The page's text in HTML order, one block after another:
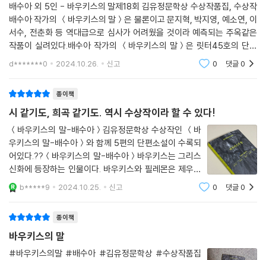
배수아 외 5인 - 바우키스의 말제18회 김유정문학상 수상작품집, 수상작
배수아 작가의 ＜바우키스의 말＞은 물론이고 문지혁, 박지영, 예소연, 이
서수, 전춘화 등 역대급으로 심사가 어려웠을 것이라 예측되는 주옥같은
작품이 실려있다.배수아 작가의 ＜바우키스의 말＞은 릿터45호의 단편
소설에서 전춘화 작가의 ＜여기는 서울＞은 창작과비평 계간지 봄 호에서
d*******0 2024.10.26. 신고 0 댓글0
종이책
시 같기도, 희곡 같기도. 역시 수상작이라 할 수 있다!
＜바우키스의 말-배수아＞김유정문학상 수상작인 ＜바
우키스의 말-배수아＞와 함께 5편의 단편소설이 수록되
어있다.??＜바우키스의 말-배수아＞바우키스는 그리스
신화에 등장하는 인물이다. 바우키스와 필레몬은 제우스
에게 한날한시에 죽을 수 있게 해달라고 청하고, 같은 순
간에 각각 한 그루의 나무가 되어 죽음을 맞이한다.사실
b*****9 2024.10.25. 신고 0 댓글0
종이책
바우키스의 말
#바우키스의말 #배수아 #김유정문학상 #수상작품집